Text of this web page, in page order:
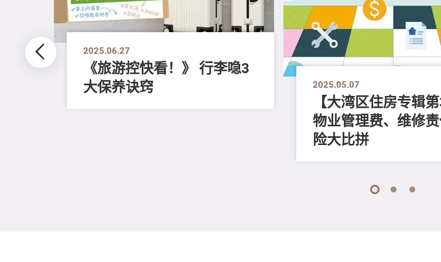
2025.06.27
《旅游控快看！》 行李喼3
大保养诀窍
2025.05.07
【大湾区住房专辑第
物业管理费、维修
险大比拼
1 2 3